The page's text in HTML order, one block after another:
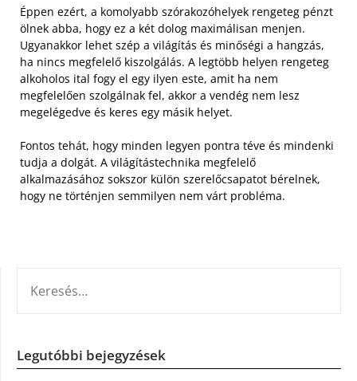
Éppen ezért, a komolyabb szórakozóhelyek rengeteg pénzt
ölnek abba, hogy ez a két dolog maximálisan menjen.
Ugyanakkor lehet szép a világítás és minőségi a hangzás,
ha nincs megfelelő kiszolgálás. A legtöbb helyen rengeteg
alkoholos ital fogy el egy ilyen este, amit ha nem
megfelelően szolgálnak fel, akkor a vendég nem lesz
megelégedve és keres egy másik helyet.
Fontos tehát, hogy minden legyen pontra téve és mindenki
tudja a dolgát. A világítástechnika megfelelő
alkalmazásához sokszor külön szerelőcsapatot bérelnek,
hogy ne történjen semmilyen nem várt probléma.
Legutóbbi bejegyzések